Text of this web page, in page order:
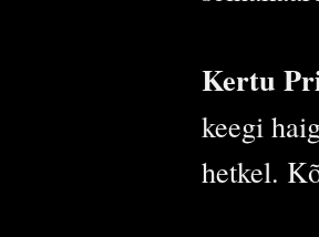
Kertu
keegi
hetkel.